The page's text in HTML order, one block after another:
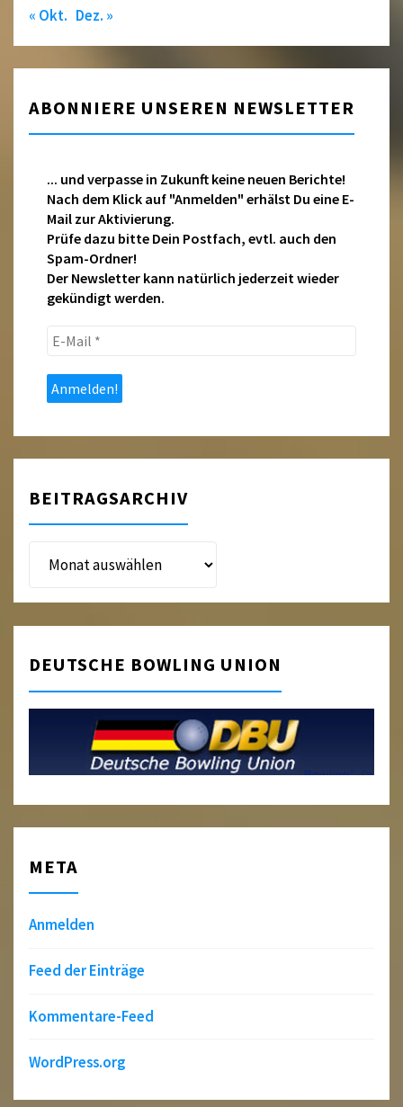
« Okt. Dez. »
ABONNIERE UNSEREN NEWSLETTER
... und verpasse in Zukunft keine neuen Berichte!
Nach dem Klick auf "Anmelden" erhälst Du eine E-
Mail zur Aktivierung.
Prüfe dazu bitte Dein Postfach, evtl. auch den
Spam-Ordner!
Der Newsletter kann natürlich jederzeit wieder
gekündigt werden.
E-
*
BEITRAGSARCHIV
Beitragsarchiv
DEUTSCHE BOWLING UNION
META
Anmelden
Feed der Einträge
Kommentare-Feed
WordPress.org